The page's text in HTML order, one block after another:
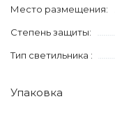
Место размещения:
Степень защиты:
Тип светильника :
Упаковка